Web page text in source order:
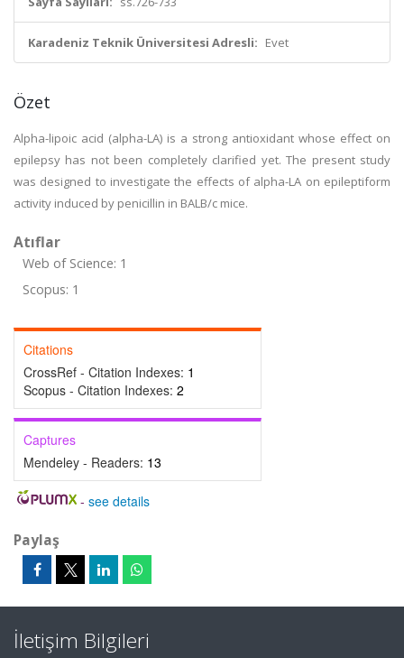
Karadeniz Teknik Üniversitesi Adresli: Evet
Özet
Alpha-lipoic acid (alpha-LA) is a strong antioxidant whose effect on
epilepsy has not been completely clarified yet. The present study
was designed to investigate the effects of alpha-LA on epileptiform
activity induced by penicillin in BALB/c mice.
Atıflar
Web of Science: 1
Scopus: 1
Citations
CrossRef - Citation Indexes: 1
Scopus - Citation Indexes: 2
Captures
Mendeley - Readers: 13
- see details
Paylaş
İletişim Bilgileri